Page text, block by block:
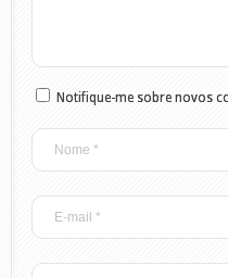
Notifique-me sobre novos